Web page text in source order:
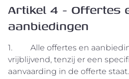
Artikel 4 - Offertes
aanbiedingen
1. Alle offertes en
vrijblijvend, tenzij er een
aanvaarding in de offerte